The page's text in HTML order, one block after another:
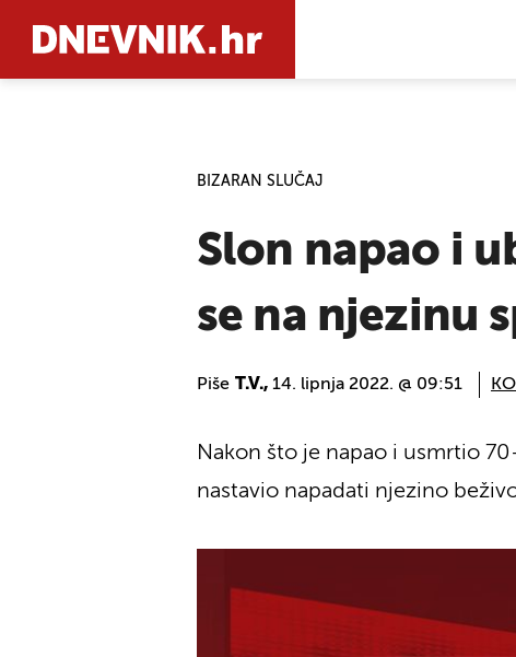
BIZARAN SLUČAJ
Slon napao i
se na njezinu
Piše T.V., 14. lipnja 2022. @ 09:51
Nakon što je napao i usmrtio
nastavio napadati njezino